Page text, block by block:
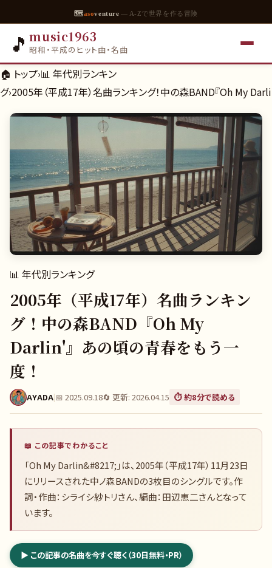
🗺asoventure — A-Zで世界を作る冒険
🎵 music1963
昭和・平成のヒット曲・名曲
🏠 トップ›📊 年代別ランキン
グ›2005年（平成17年）名曲ランキング！中の森BAND『Oh My
📊 年代別ランキング
2005年（平成17年）名曲ランキン
グ！中の森BAND『Oh My
Darlin'』あの頃の青春をもう一
度！
AYADA|📅 2025.09.18🔄 更新: 2026.04.15 ⏱️ 約8分で読める
📖 この記事でわかること
「Oh My Darlin&#8217;」は、2005年（平成17年）11月23日
にリリースされた中ノ森BANDの3枚目のシングルです。作
詞・作曲：シライシ紗トリさん、編曲：田辺恵二さんとなって
います。
▶ この記事の名曲を今すぐ聴く（30日無料・PR）